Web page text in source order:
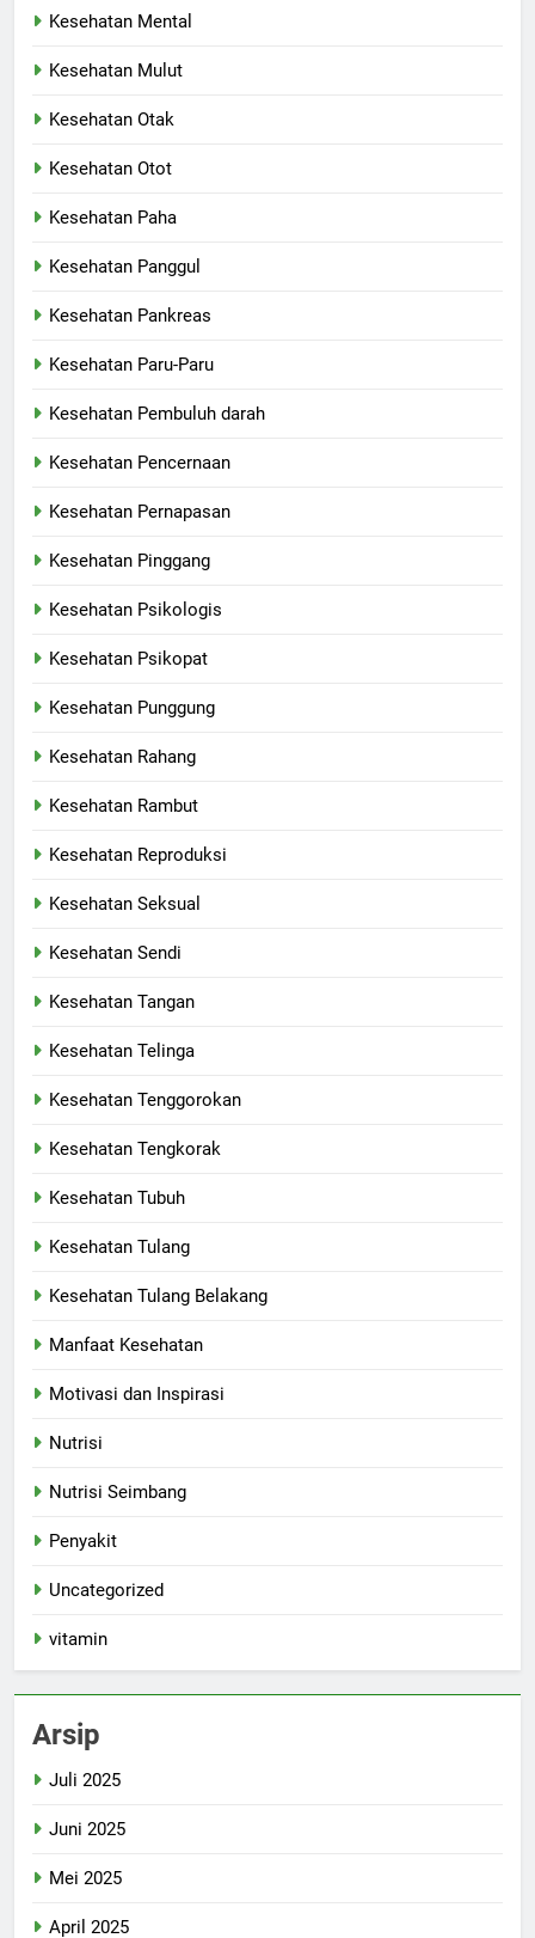
Kesehatan Mental
Kesehatan Mulut
Kesehatan Otak
Kesehatan Otot
Kesehatan Paha
Kesehatan Panggul
Kesehatan Pankreas
Kesehatan Paru-Paru
Kesehatan Pembuluh darah
Kesehatan Pencernaan
Kesehatan Pernapasan
Kesehatan Pinggang
Kesehatan Psikologis
Kesehatan Psikopat
Kesehatan Punggung
Kesehatan Rahang
Kesehatan Rambut
Kesehatan Reproduksi
Kesehatan Seksual
Kesehatan Sendi
Kesehatan Tangan
Kesehatan Telinga
Kesehatan Tenggorokan
Kesehatan Tengkorak
Kesehatan Tubuh
Kesehatan Tulang
Kesehatan Tulang Belakang
Manfaat Kesehatan
Motivasi dan Inspirasi
Nutrisi
Nutrisi Seimbang
Penyakit
Uncategorized
vitamin
Arsip
Juli 2025
Juni 2025
Mei 2025
April 2025